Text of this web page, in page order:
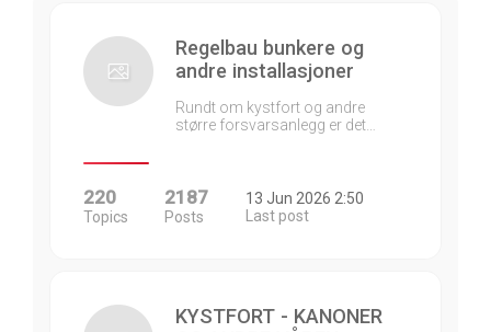
Regelbau bunkere og
andre installasjoner
Rundt om kystfort og andre
større forsvarsanlegg er det…
220
Topics
2187
Posts
13 Jun 2026 2:50
Last post
KYSTFORT - KANONER